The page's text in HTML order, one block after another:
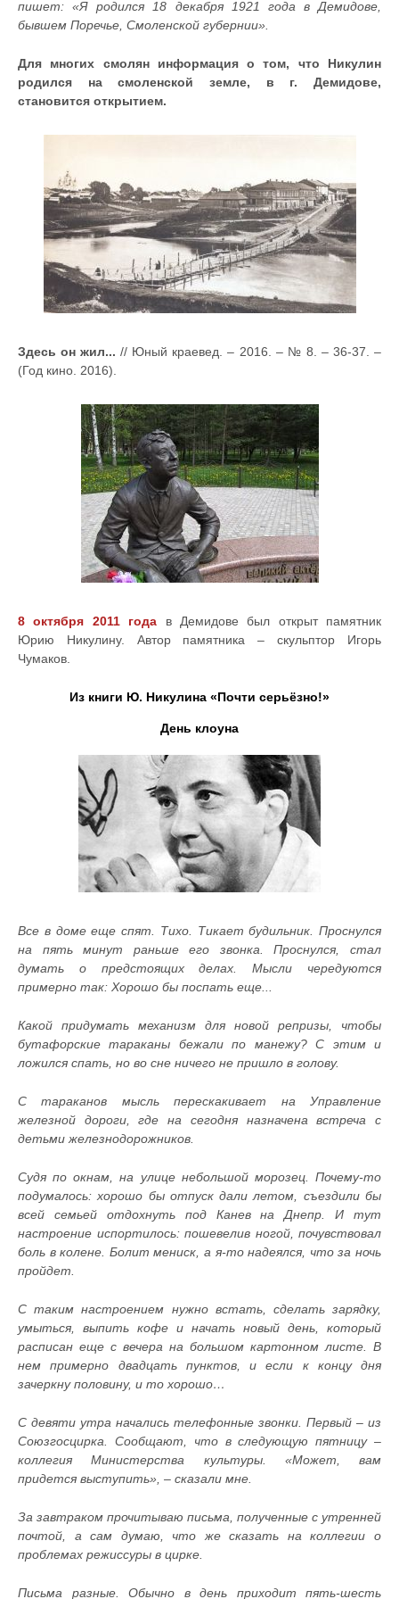
пишет: «Я родился 18 декабря 1921 года в Демидове,
бывшем Поречье, Смоленской губернии».
Для многих смолян информация о том, что Никулин
родился на смоленской земле, в г. Демидове,
становится открытием.
Здесь он жил...// Юный краевед. – 2016. – № 8. – 36-37. –
(Год кино. 2016).
8 октября 2011 года в Демидове был открыт памятник
Юрию Никулину. Автор памятника – скульптор Игорь
Чумаков.
Из книги Ю. Никулина «Почти серьёзно!»
День клоуна
Все в доме еще спят. Тихо. Тикает будильник. Проснулся
на пять минут раньше его звонка. Проснулся, стал
думать о предстоящих делах. Мысли чередуются
примерно так: Хорошо бы поспать еще...
Какой придумать механизм для новой репризы, чтобы
бутафорские тараканы бежали по манежу? С этим и
ложился спать, но во сне ничего не пришло в голову.
С тараканов мысль перескакивает на Управление
железной дороги, где на сегодня назначена встреча с
детьми железнодорожников.
Судя по окнам, на улице небольшой морозец. Почему-то
подумалось: хорошо бы отпуск дали летом, съездили бы
всей семьей отдохнуть под Канев на Днепр. И тут
настроение испортилось: пошевелив ногой, почувствовал
боль в колене. Болит мениск, а я-то надеялся, что за ночь
пройдет.
С таким настроением нужно встать, сделать зарядку,
умыться, выпить кофе и начать новый день, который
расписан еще с вечера на большом картонном листе. В
нем примерно двадцать пунктов, и если к концу дня
зачеркну половину, и то хорошо…
С девяти утра начались телефонные звонки. Первый – из
Союзгосцирка. Сообщают, что в следующую пятницу –
коллегия Министерства культуры. «Может, вам
придется выступить», – сказали мне.
За завтраком прочитываю письма, полученные с утренней
почтой, а сам думаю, что же сказать на коллегии о
проблемах режиссуры в цирке.
Письма разные. Обычно в день приходит пять-шесть